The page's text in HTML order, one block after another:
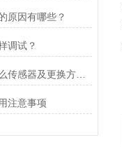
原因有哪些？
调试？
电子秤采用的是什么传感器及更换方法？
注意事项